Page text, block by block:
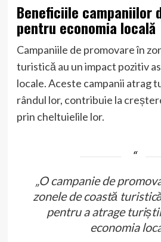
Beneficiile campaniilor
pentru economia locală
Campaniile de promovare în
turistică au un impact pozitiv
locale. Aceste campanii atrag
rândul lor, contribuie la
prin cheltuielile lor.
„O campanie de
zonele de coastă
pentru a atrage
economia